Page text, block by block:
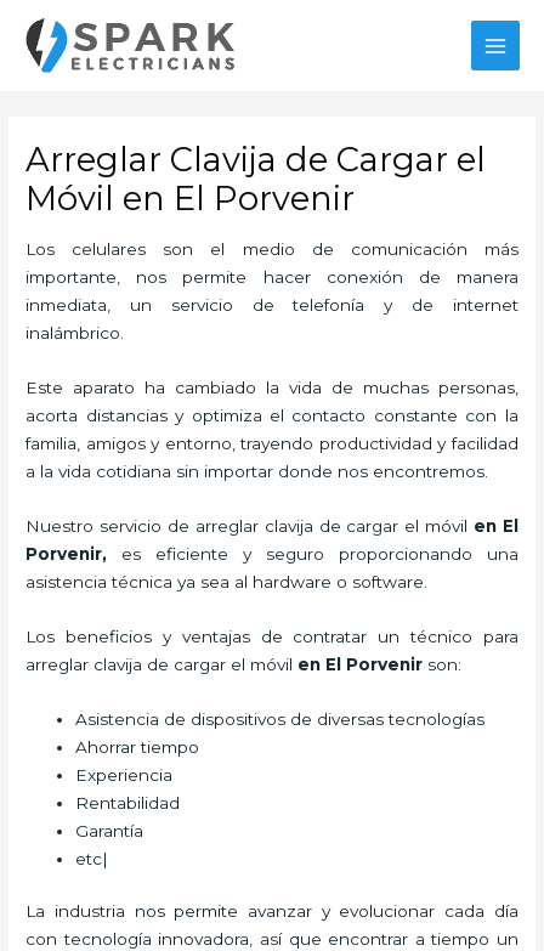
contenido
Arreglar Clavija de Cargar el
Móvil en El Porvenir
Los celulares son el medio de comunicación más
importante, nos permite hacer conexión de manera
inmediata, un servicio de telefonía y de internet
inalámbrico.
Este aparato ha cambiado la vida de muchas personas,
acorta distancias y optimiza el contacto constante con la
familia, amigos y entorno, trayendo productividad y facilidad
a la vida cotidiana sin importar donde nos encontremos.
Nuestro servicio de arreglar clavija de cargar el móvil en El
Porvenir, es eficiente y seguro proporcionando una
asistencia técnica ya sea al hardware o software.
Los beneficios y ventajas de contratar un técnico para
arreglar clavija de cargar el móvil en El Porvenir son:
Asistencia de dispositivos de diversas tecnologías
Ahorrar tiempo
Experiencia
Rentabilidad
Garantía
etc|
La industria nos permite avanzar y evolucionar cada día
con tecnología innovadora, así que encontrar a tiempo un